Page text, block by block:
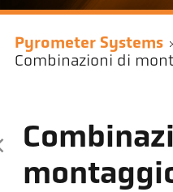
Pyrometer Systems
Combinazioni di